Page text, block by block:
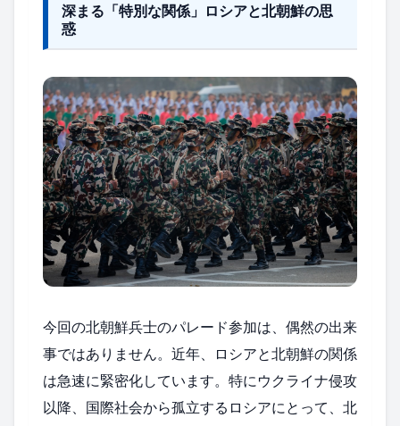
深まる「特別な関係」ロシアと北朝鮮の思
惑
今回の北朝鮮兵士のパレード参加は、偶然の出来
事ではありません。近年、ロシアと北朝鮮の関係
は急速に緊密化しています。特にウクライナ侵攻
以降、国際社会から孤立するロシアにとって、北